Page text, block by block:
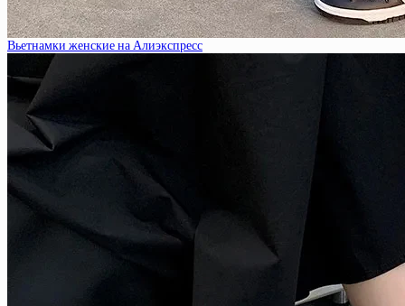
Вьетнамки женские на Алиэкспресс